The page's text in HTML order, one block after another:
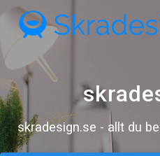
skradesign.se - allt du